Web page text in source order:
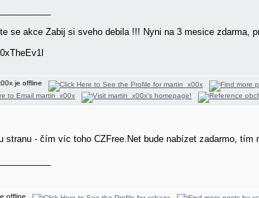
se akce Zabij si sveho debila !!! Nyni na 3 mesice zdarma,
stranu - čím víc toho CZFree.Net bude nabízet zadarmo,